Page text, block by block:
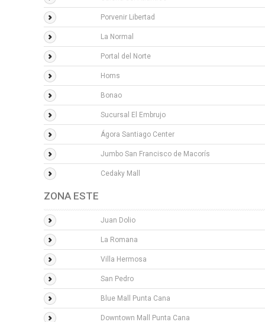
Porvenir Libertad
La Normal
Portal del Norte
Homs
Bonao
Sucursal El Embrujo
Ágora Santiago Center
Jumbo San Francisco de Macorís
Cedaky Mall
ZONA ESTE
Juan Dolio
La Romana
Villa Hermosa
San Pedro
Blue Mall Punta Cana
Downtown Mall Punta Cana